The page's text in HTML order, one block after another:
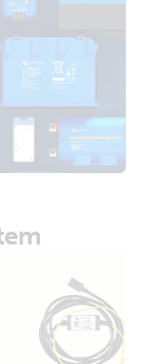
MPPT 150/45
& SmartSolar
- BlueSolar &
45 & addendum
MPPT 150/35 (EU
MPPT 150/45 (EU